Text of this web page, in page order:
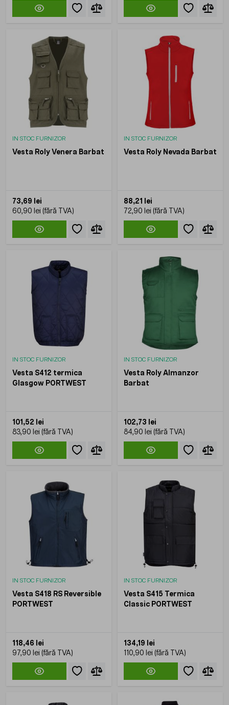
IN STOC FURNIZOR
Vesta Roly Venera Barbat
73,69 lei
60,90 lei
IN STOC FURNIZOR
Vesta Roly Nevada Barbat
88,21 lei
72,90 lei
IN STOC FURNIZOR
Vesta S412 termica
Glasgow PORTWEST
101,52 lei
83,90 lei
IN STOC FURNIZOR
Vesta Roly Almanzor
Barbat
102,73 lei
84,90 lei
IN STOC FURNIZOR
Vesta S418 RS Reversible
PORTWEST
118,46 lei
97,90 lei
IN STOC FURNIZOR
Vesta S415 Termica
Classic PORTWEST
134,19 lei
110,90 lei